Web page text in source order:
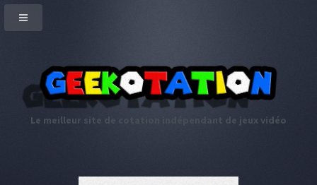
Le meilleur site de cotation indépendant de jeux vidéo